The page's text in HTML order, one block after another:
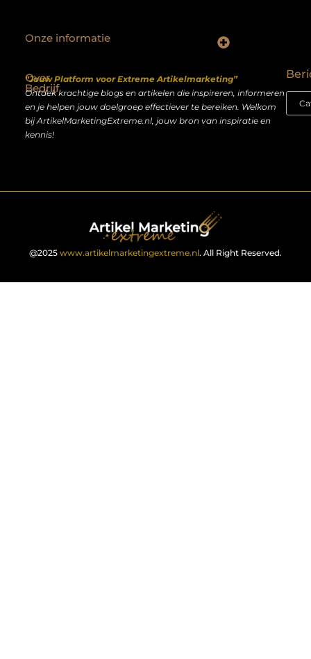
Over
Bedrijf
“Jouw Platform voor Extreme Artikelmarketing”
Ontdek krachtige blogs en artikelen die inspireren, informeren
en je helpen jouw doelgroep effectiever te bereiken. Welkom
bij ArtikelMarketingExtreme.nl, jouw bron van inspiratie en
kennis!
Onze informatie
@2025 www.artikelmarketingextreme.nl. All Right Reserved.